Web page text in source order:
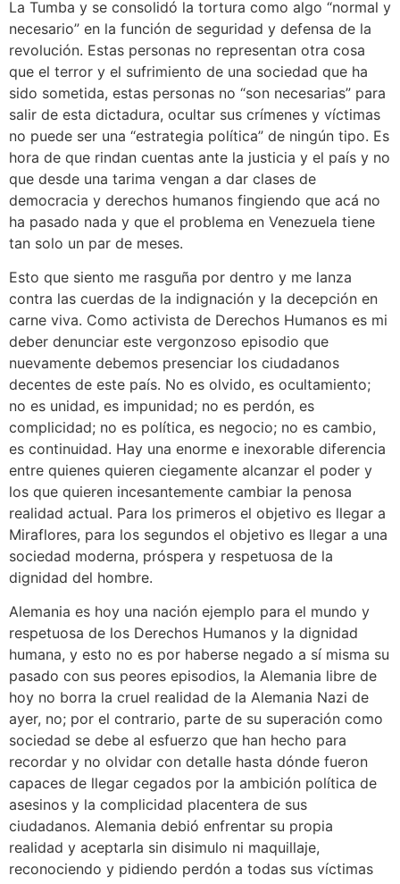
La Tumba y se consolidó la tortura como algo “normal y
necesario” en la función de seguridad y defensa de la
revolución. Estas personas no representan otra cosa
que el terror y el sufrimiento de una sociedad que ha
sido sometida, estas personas no “son necesarias” para
salir de esta dictadura, ocultar sus crímenes y víctimas
no puede ser una “estrategia política” de ningún tipo. Es
hora de que rindan cuentas ante la justicia y el país y no
que desde una tarima vengan a dar clases de
democracia y derechos humanos fingiendo que acá no
ha pasado nada y que el problema en Venezuela tiene
tan solo un par de meses.
Esto que siento me rasguña por dentro y me lanza
contra las cuerdas de la indignación y la decepción en
carne viva. Como activista de Derechos Humanos es mi
deber denunciar este vergonzoso episodio que
nuevamente debemos presenciar los ciudadanos
decentes de este país. No es olvido, es ocultamiento;
no es unidad, es impunidad; no es perdón, es
complicidad; no es política, es negocio; no es cambio,
es continuidad. Hay una enorme e inexorable diferencia
entre quienes quieren ciegamente alcanzar el poder y
los que quieren incesantemente cambiar la penosa
realidad actual. Para los primeros el objetivo es llegar a
Miraflores, para los segundos el objetivo es llegar a una
sociedad moderna, próspera y respetuosa de la
dignidad del hombre.
Alemania es hoy una nación ejemplo para el mundo y
respetuosa de los Derechos Humanos y la dignidad
humana, y esto no es por haberse negado a sí misma su
pasado con sus peores episodios, la Alemania libre de
hoy no borra la cruel realidad de la Alemania Nazi de
ayer, no; por el contrario, parte de su superación como
sociedad se debe al esfuerzo que han hecho para
recordar y no olvidar con detalle hasta dónde fueron
capaces de llegar cegados por la ambición política de
asesinos y la complicidad placentera de sus
ciudadanos. Alemania debió enfrentar su propia
realidad y aceptarla sin disimulo ni maquillaje,
reconociendo y pidiendo perdón a todas sus víctimas